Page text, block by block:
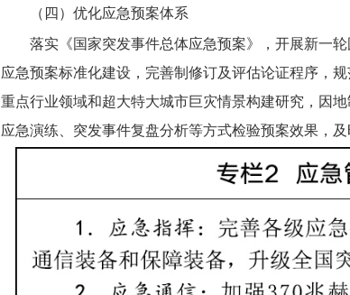
（四）优化应急预案体系
落实《国家突发事件总体应急预案》，开展新一
应急预案标准化建设，完善制修订及评估论证程序，
重点行业领域和超大特大城市巨灾情景构建研究，因
应急演练、突发事件复盘分析等方式检验预案效果，及